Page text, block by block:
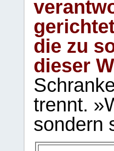
die zu
dieser
trennt.
sondern